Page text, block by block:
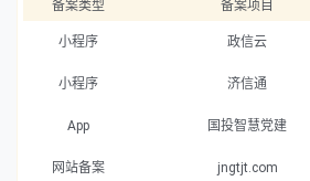
备案类型 备案项目
小程序 政信云
小程序 济信通
App 国投智慧党建
网站备案 jngtjt.com